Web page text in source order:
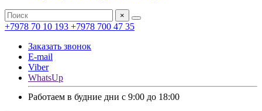
×
+7978 70 10 193 +7978 700 47 35
Заказать звонок
E-mail
Viber
WhatsUp
Работаем в будние дни с 9:00 до 18:00